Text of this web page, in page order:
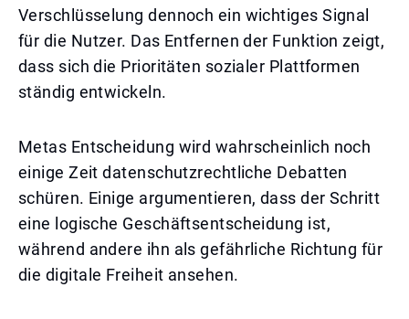
Verschlüsselung dennoch ein wichtiges Signal
für die Nutzer. Das Entfernen der Funktion zeigt,
dass sich die Prioritäten sozialer Plattformen
ständig entwickeln.
Metas Entscheidung wird wahrscheinlich noch
einige Zeit datenschutzrechtliche Debatten
schüren. Einige argumentieren, dass der Schritt
eine logische Geschäftsentscheidung ist,
während andere ihn als gefährliche Richtung für
die digitale Freiheit ansehen.